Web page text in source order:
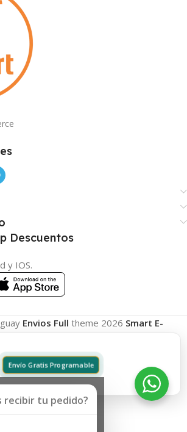
Envío Gratis Programable
Descuentos
y IOS.
Envios Full theme 2026 Smart E-
recibir tu pedido?